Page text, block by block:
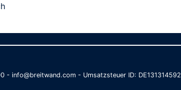
info@breitwand.com - Umsatzsteuer ID: DE131314592